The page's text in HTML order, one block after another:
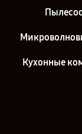
Кухонные